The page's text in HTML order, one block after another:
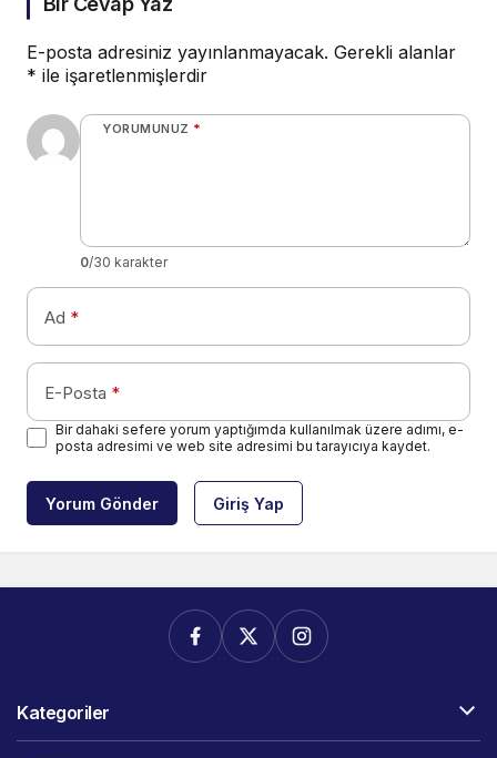
E-posta adresiniz yayınlanmayacak. Gerekli alanlar
* ile işaretlenmişlerdir
YORUMUNUZ *
0/30 karakter
Ad *
E-Posta *
Bir dahaki sefere yorum yaptığımda kullanılmak üzere adımı, e-
posta adresimi ve web site adresimi bu tarayıcıya kaydet.
Yorum Gönder Giriş Yap
Kategoriler